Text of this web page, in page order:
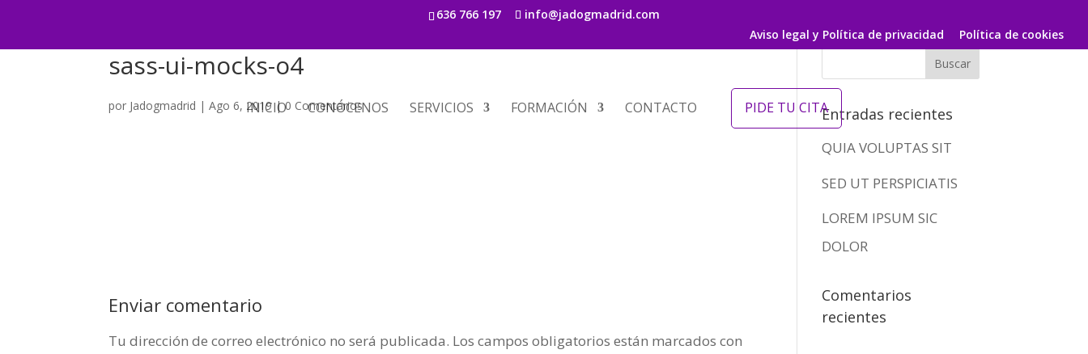
636 766 197
info@jadogmadrid.com
Aviso legal y Política de privacidad
Política de cookies
INICIO CONÓCENOS SERVICIOS FORMACIÓN CONTACTO PIDE TU CITA
sass-ui-mocks-o4
por Jadogmadrid |Ago 6, 2019|0 Comentarios
Enviar comentario
Tu dirección de correo electrónico no será publicada. Los campos obligatorios están marcados con
Entradas recientes
QUIA VOLUPTAS SIT
SED UT PERSPICIATIS
LOREM IPSUM SIC
DOLOR
Comentarios
recientes